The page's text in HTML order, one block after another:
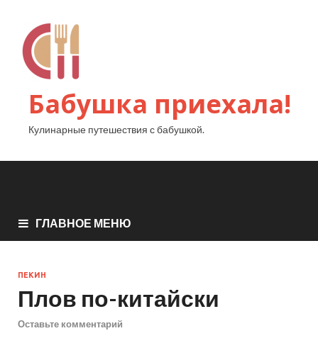
Бабушка приехала!
Кулинарные путешествия с бабушкой.
ГЛАВНОЕ МЕНЮ
ПЕКИН
Плов по-китайски
Оставьте комментарий